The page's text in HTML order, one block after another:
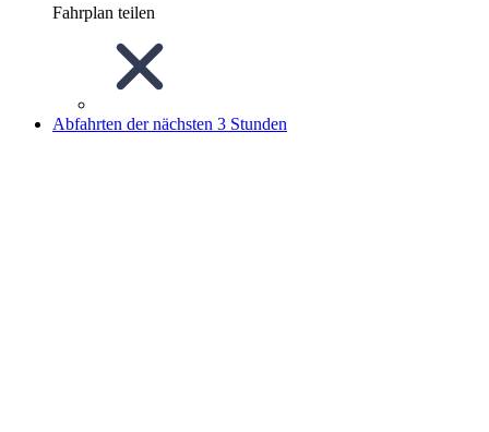
Fahrplan teilen
Abfahrten der nächsten 3 Stunden